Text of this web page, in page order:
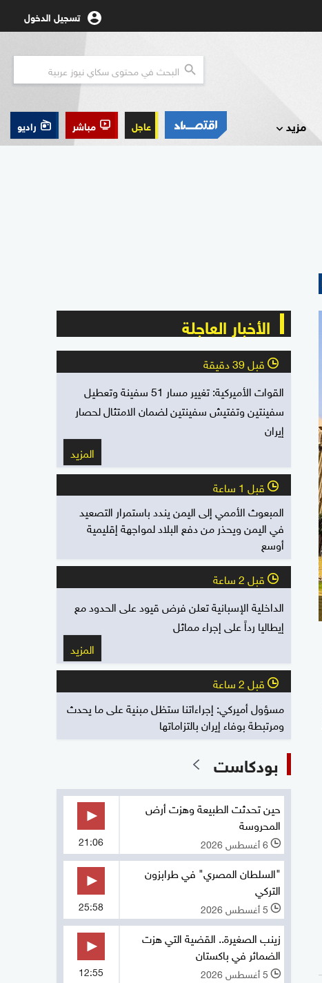
تسجيل الدخول
مزيد عاجل مباشر راديو
الأخبار العاجلة
l قبل 39 دقيقة
القوات الأميركية: تغيير مسار 51 سفينة وتعطيل
سفينتين وتفتيش سفينتين لضمان الامتثال لحصار
إيران
المزيد
l قبل 1 ساعة
المبعوث الأممي إلى اليمن يندد باستمرار التصعيد
في اليمن ويحذر من دفع البلاد لمواجهة إقليمية
أوسع
l قبل 2 ساعة
الداخلية الإسبانية تعلن فرض قيود على الحدود مع
إيطاليا رداً على إجراء مماثل
المزيد
l قبل 2 ساعة
مسؤول أميركي: إجراءاتنا ستظل مبنية على ما يحدث
ومرتبطة بوفاء إيران بالتزاماتها
بودكاست
حين تحدثت الطبيعة وهزت أرض
المحروسة
l 6 أغسطس 2026 21:06
"السلطان المصري" في طرابزون
التركي
l 5 أغسطس 2026 25:58
زينب الصغيرة.. القضية التي هزت
الضمائر في باكستان
l 5 أغسطس 2026 12:55